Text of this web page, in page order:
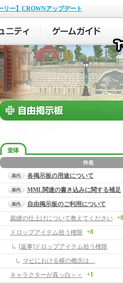
リー】CROWNアップデート
各掲示板の用途について
MML関連の書き込みに関する補足
自由掲示板のご利用について
裁縫の仕上げについて教えてください
+8
ドロップアイテム拾う権限 +8
[返事]ドロップアイテム拾う権限
マビにおける横の概念は…
キャラクターが真っ白＞＜
+1